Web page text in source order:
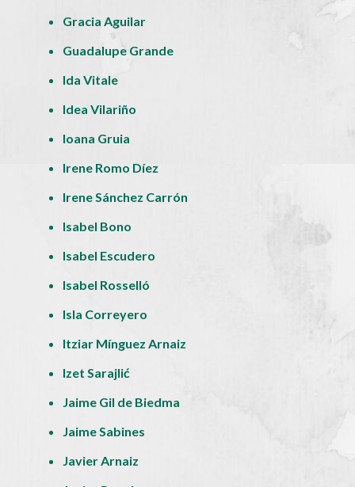
Gracia Aguilar
Guadalupe Grande
Ida Vitale
Idea Vilariño
Ioana Gruia
Irene Romo Díez
Irene Sánchez Carrón
Isabel Bono
Isabel Escudero
Isabel Rosselló
Isla Correyero
Itziar Mínguez Arnaiz
Izet Sarajlić
Jaime Gil de Biedma
Jaime Sabines
Javier Arnaiz